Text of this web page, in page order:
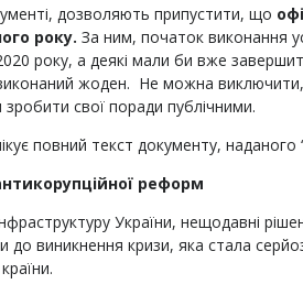
дозволяють припустити, що
року. За ним, початок виконання
року, а деякі мали би вже
виконаний жоден. Не можна
свої поради публічними.
повний текст документу, наданого
реформ
України, нещодавні
до виникнення кризи, яка стала